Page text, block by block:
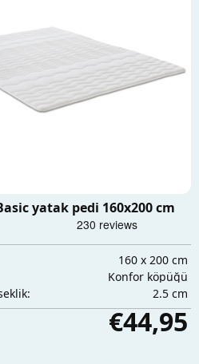
yatak pedi 160x200 cm
160 x 200 cm
Konfor köpüğü
2.5 cm
€44,95